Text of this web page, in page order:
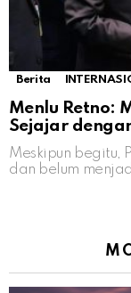
Berita
Menlu Retno:
Sejajar
Meskipun begitu,
dan belum